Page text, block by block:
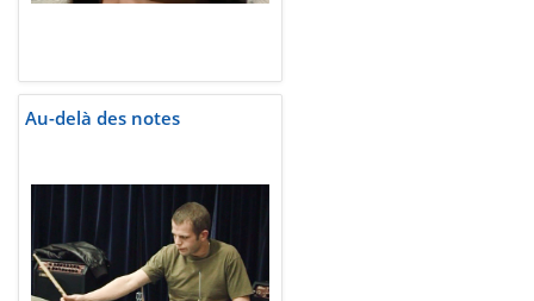
Au-delà des notes